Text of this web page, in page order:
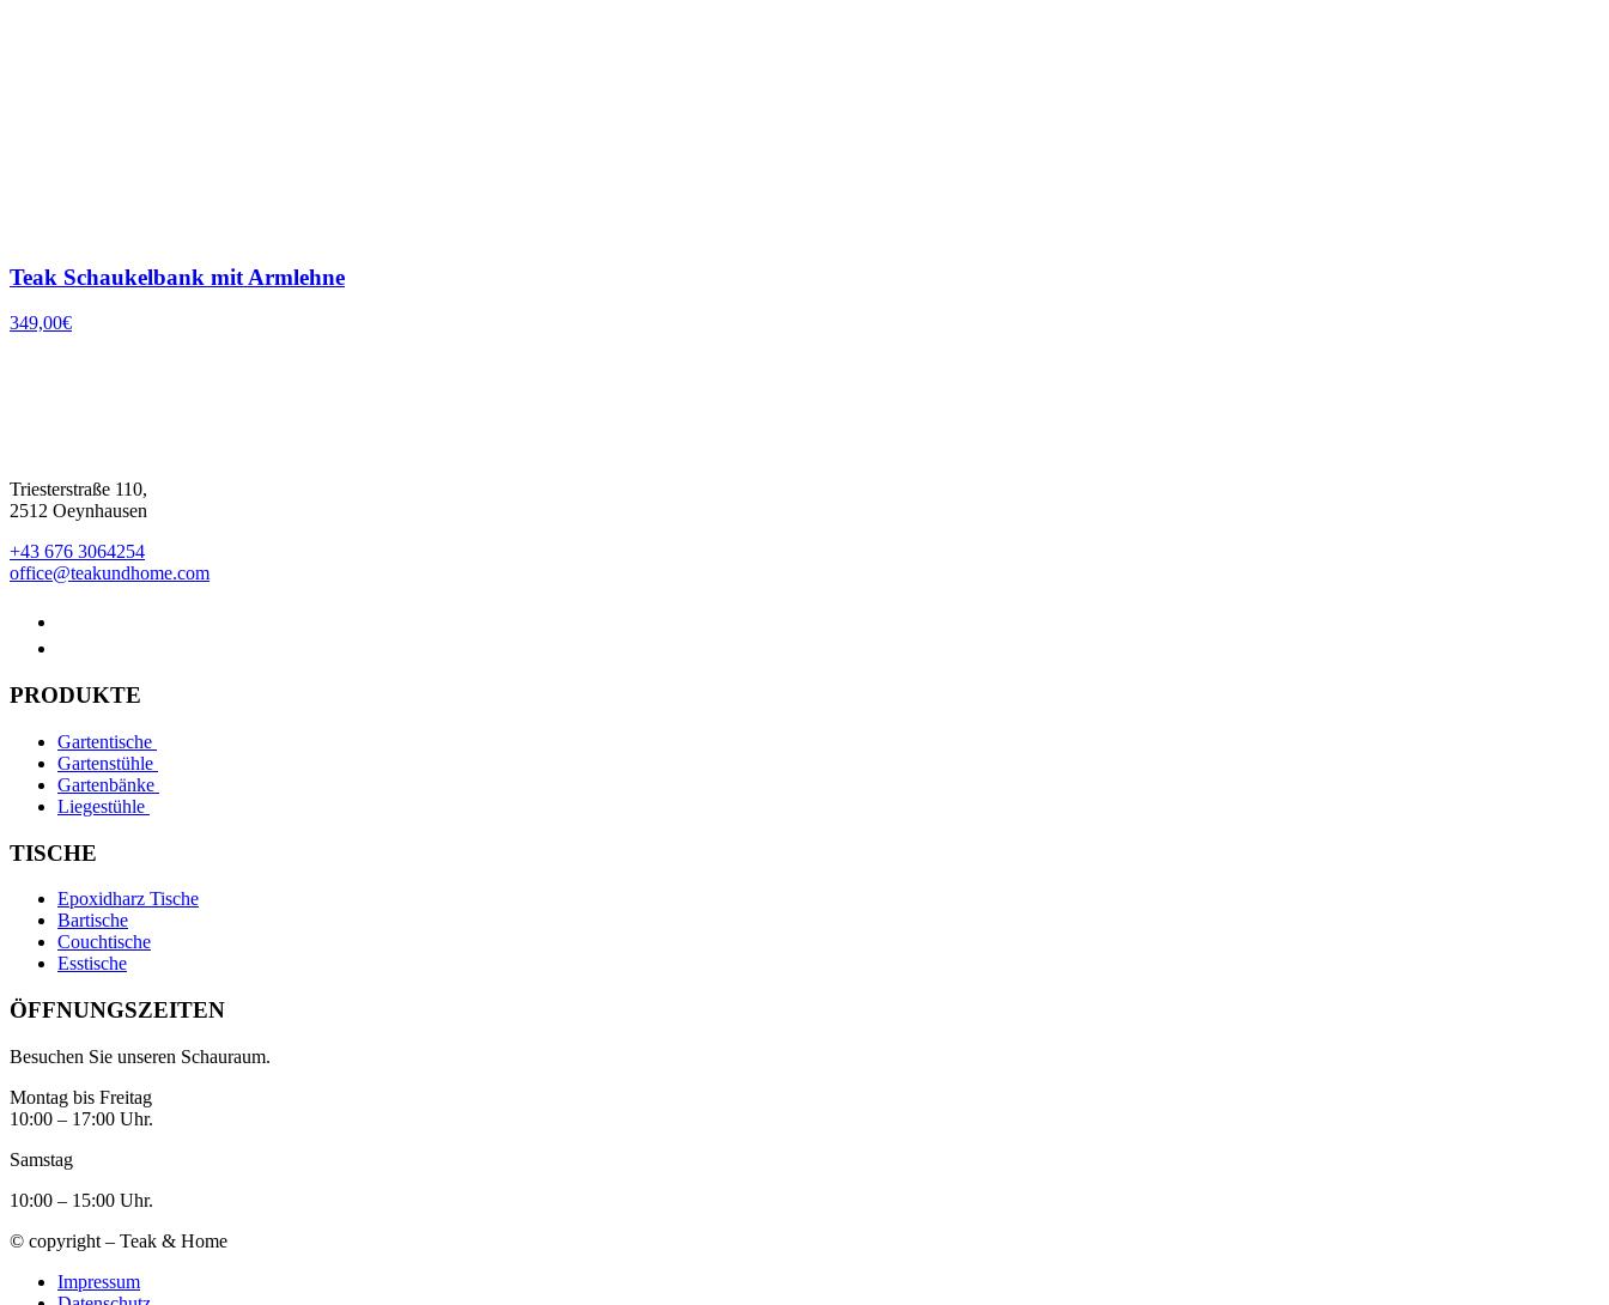
Teak Schaukelbank mit Armlehne
349,00€
Triesterstraße 110,
2512 Oeynhausen
+43 676 3064254
office@teakundhome.com
PRODUKTE
Gartentische
Gartenstühle
Gartenbänke
Liegestühle
TISCHE
Epoxidharz Tische
Bartische
Couchtische
Esstische
ÖFFNUNGSZEITEN
Besuchen Sie unseren Schauraum.
Montag bis Freitag
10:00 – 17:00 Uhr.
Samstag
10:00 – 15:00 Uhr.
© copyright – Teak & Home
Impressum